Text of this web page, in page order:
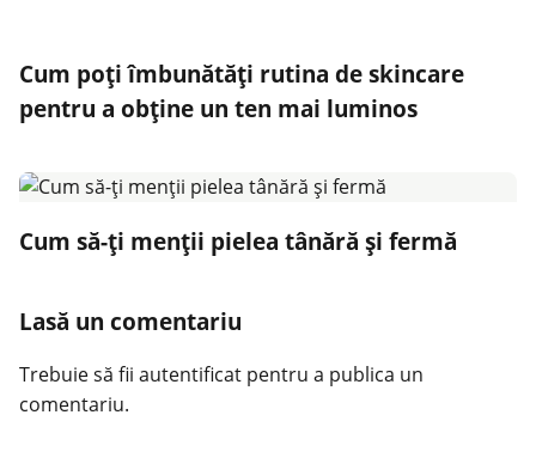
Cum poți îmbunătăți rutina de skincare
pentru a obține un ten mai luminos
Cum să-ți menții pielea tânără și fermă
Lasă un comentariu
Trebuie să fii autentificat pentru a publica un
comentariu.